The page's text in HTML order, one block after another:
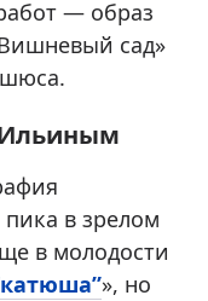
— образ
сад»
в зрелом
в молодости
», но